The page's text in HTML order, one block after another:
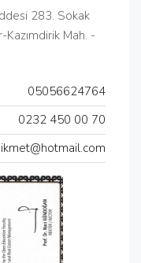
283. Sokak
Mah. -
05056624764
0232 450 00 70